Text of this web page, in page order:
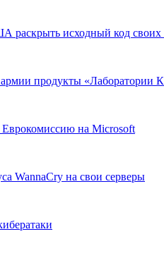
раскрыть исходный код
продукты «Лаборатории
Еврокомиссию на Microsoft
WannaCry на свои серверы